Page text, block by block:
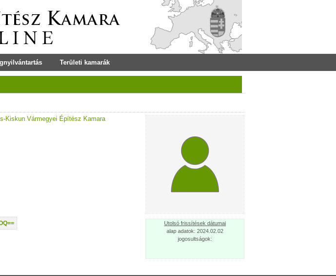
Területi kamarák
Kiskun Vármegyei Építész Kamara
Utolsó frissítések dátumai
alap adatok: 2024.02.02
jogosultságok: